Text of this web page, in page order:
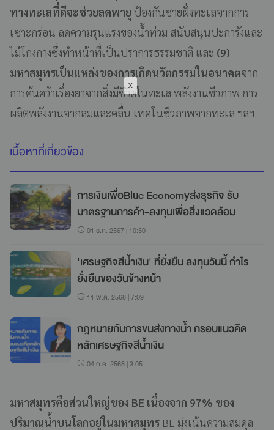
ทางทะเลที่ดีจะช่วยลดพายุ ป้องกันชายฝั่งทะเลจากการ
เซาะกร่อน ลดความรุนแรงของน้ำท่วม สนับสนุนปะการังและ
ไม้โกงกางซึ่งทำหน้าที่เป็นปราการธรรมชาติ และ (9)
มหาสมุทรเป็นแหล่งของการเกิดนวัตกรรมในอนาคตจาก
การค้นคว้าเรื่องยาจากสิ่งมีชีวิตในทะเล พลังงานชีวภาพ การ
ผลิตพลังงานจากลมและคลื่น เทคโนชีวภาพจากทะเล ฯลฯ
เนื้อหาที่เกี่ยวข้อง
การเงินเพื่อBlue Economyส่งธุรกิจ รับ
มาตรฐานการค้า-ลงทุนเพื่อสิ่งแวดล้อม
01 ธ.ค. 2567 | 10:50
'เศรษฐกิจสีน้ำเงิน' ที่ยั่งยืน ลงทุนวันนี้ กำไร
ยั่งยืนของวันข้างหน้า
11 พ.ค. 2568 | 7:09
กฎหมายกับการขนส่งทางน้ำ กรอบแนวคิด
หลักเศรษฐกิจสีน้ำเงิน
04 ก.ค. 2568 | 3:05
มหาสมุทรคือส่วนใหญ่ของ BE เนื่องจาก 97% ของ
ปริมาณน้ำบนโลกอยู่ในมหาสมุทร BE มุ่งเน้นความสมดุล